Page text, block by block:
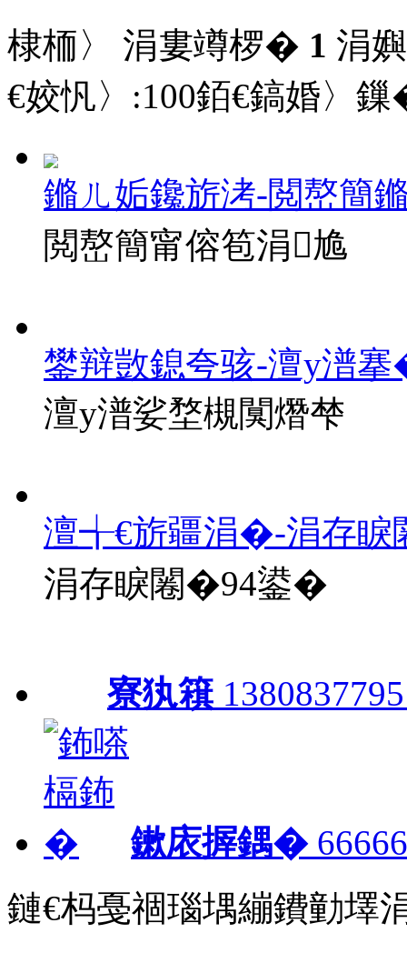
棣栭〉 涓婁竴椤� 1 涓
€姣忛〉:100銆€鎬婚〉
鏅ㄦ姤鑱旂洘-閲嶅簡
閲嶅簡甯傛笣涓尯
鐢辩敳鎴夸骇-澶у潽
澶у潽娑堥槻闃熸梺
澶╅€旂疆涓�-涓存睙
涓存睙闂�94鍙�
寮犱簯
鏉庡搱鍝�
鏈€杩戞祻瑙堣繃鐨勭墿